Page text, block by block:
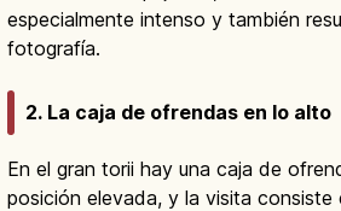
especialmente intenso y también
fotografía.
2. La caja de ofrendas en lo alto
En el gran torii hay una caja de
posición elevada, y la visita consiste